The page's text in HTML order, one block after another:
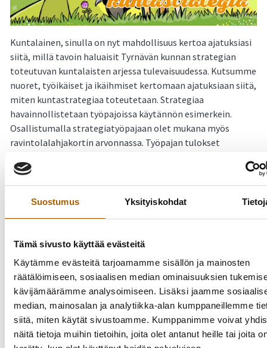
Suostumus Yksityiskohdat
Tämä sivusto käyttää evästeitä
Käytämme evästeitä tarjoamamme sisällön ja mainosten
räätälöimiseen, sosiaalisen median ominaisuuksien
kävijämäärämme analysoimiseen. Lisäksi jaamme
median, mainosalan ja analytiikka-alan kumppaneillemme
siitä, miten käytät sivustoamme. Kumppanimme voivat
näitä tietoja muihin tietoihin, joita olet antanut heille tai joita
Kuntalainen, sinulla on nyt mahdollisuus kertoa ajatuksiasi
siitä, millä tavoin haluaisit Tyrnävän kunnan strategian
toteutuvan kuntalaisten arjessa tulevaisuudessa. Kutsumme
nuoret, työikäiset ja ikäihmiset kertomaan ajatuksiaan siitä,
miten kuntastrategiaa toteutetaan. Strategiaa
havainnollistetaan työpajoissa käytännön esimerkein.
Osallistumalla strategiatyöpajaan olet mukana myös
ravintolalahjakortin arvonnassa. Työpajan tulokset
muodostamisessa.
Strategiatyöpaja järjestetään keskiviikkona 8.6. kahtena
paikan päällä kunnantalolla. Mikäli mahdollista,
suosittelemme etäyhteyttä.
Arvomme osallistujien kesken yhteensä 2 kpl 35 euron
lahjakortteja Vanhatien Ravintolaan, 1 lahjakortti per
työpaja.
Työpaja toteutetaan kokonaisuudessaan Howspace-